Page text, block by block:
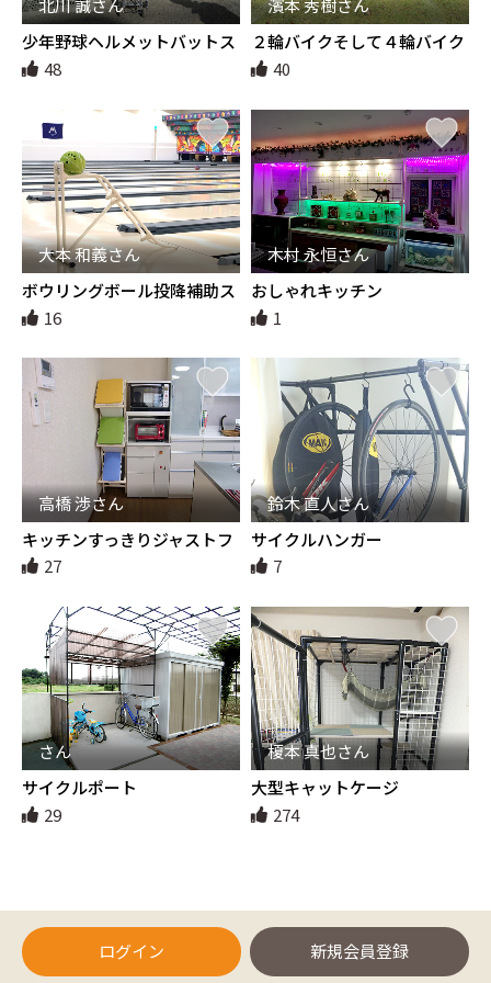
北川 誠さん
少年野球ヘルメットバットス
タンドキャリーカート
48
濱本 秀樹さん
２輪バイクそして４輪バイク
へと40
大本 和義さん
ボウリングボール投降補助ス
ロープ台
16
木村 永恒さん
おしゃれキッチン
1
高橋 渉さん
キッチンすっきりジャストフ
ィット、分別ダストBOXフレ
ーム
27
鈴木 直人さん
サイクルハンガー
7
さん
サイクルポート
29
榎本 真也さん
大型キャットケージ
274
ログイン 新規会員登録